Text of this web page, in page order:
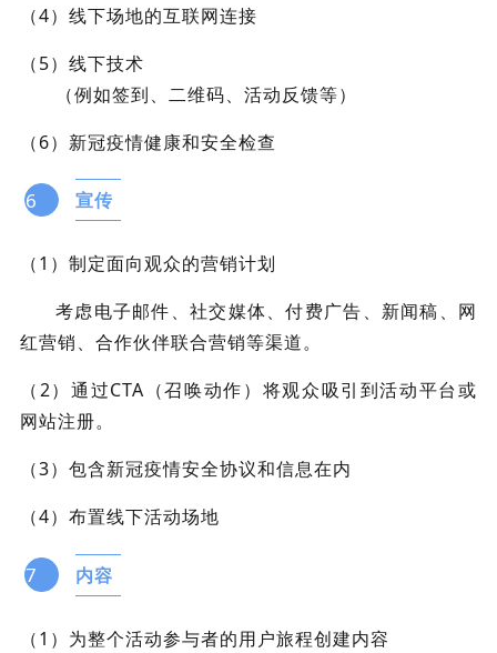
（4）线下场地的互联网连接
（5）线下技术
（例如签到、二维码、活动反馈等）
（6）新冠疫情健康和安全检查
6 宣传
（1）制定面向观众的营销计划
考虑电子邮件、社交媒体、付费广告、新闻稿、网
红营销、合作伙伴联合营销等渠道。
（2）通过CTA（召唤动作）将观众吸引到活动平台或
网站注册。
（3）包含新冠疫情安全协议和信息在内
（4）布置线下活动场地
7 内容
（1）为整个活动参与者的用户旅程创建内容